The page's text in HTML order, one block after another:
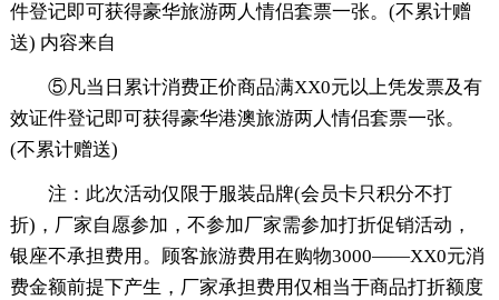
件登记即可获得豪华旅游两人情侣套票一张。(不累计赠
送) 内容来自
⑤凡当日累计消费正价商品满XX0元以上凭发票及有
效证件登记即可获得豪华港澳旅游两人情侣套票一张。
(不累计赠送)
注：此次活动仅限于服装品牌(会员卡只积分不打
折)，厂家自愿参加，不参加厂家需参加打折促销活动，
银座不承担费用。顾客旅游费用在购物3000——XX0元消
费金额前提下产生，厂家承担费用仅相当于商品打折额度